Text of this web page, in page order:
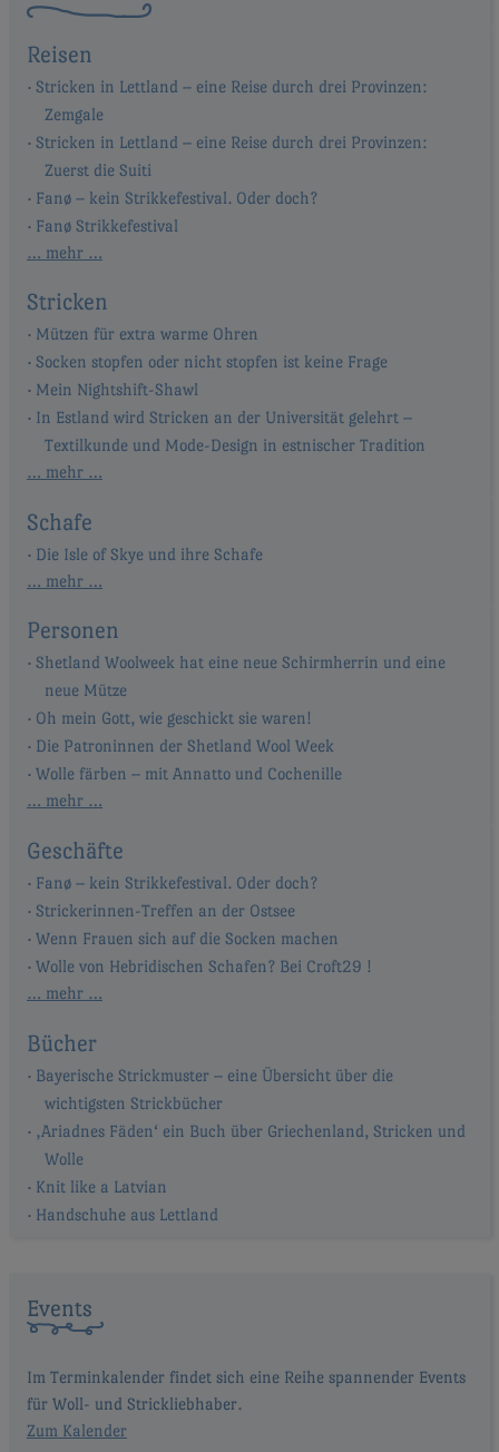
Reisen
Stricken in Lettland – eine Reise durch drei Provinzen:
Zemgale
Stricken in Lettland – eine Reise durch drei Provinzen:
Zuerst die Suiti
Fanø – kein Strikkefestival. Oder doch?
Fanø Strikkefestival
… mehr …
Stricken
Mützen für extra warme Ohren
Socken stopfen oder nicht stopfen ist keine Frage
Mein Nightshift-Shawl
In Estland wird Stricken an der Universität gelehrt –
Textilkunde und Mode-Design in estnischer Tradition
… mehr …
Schafe
Die Isle of Skye und ihre Schafe
… mehr …
Personen
Shetland Woolweek hat eine neue Schirmherrin und eine
neue Mütze
Oh mein Gott, wie geschickt sie waren!
Die Patroninnen der Shetland Wool Week
Wolle färben – mit Annatto und Cochenille
… mehr …
Geschäfte
Fanø – kein Strikkefestival. Oder doch?
Strickerinnen-Treffen an der Ostsee
Wenn Frauen sich auf die Socken machen
Wolle von Hebridischen Schafen? Bei Croft29 !
… mehr …
Bücher
Bayerische Strickmuster – eine Übersicht über die
wichtigsten Strickbücher
‚Ariadnes Fäden‘ ein Buch über Griechenland, Stricken und
Wolle
Knit like a Latvian
Handschuhe aus Lettland
Events
Im Terminkalender findet sich eine Reihe spannender Events
für Woll- und Strickliebhaber.
Zum Kalender